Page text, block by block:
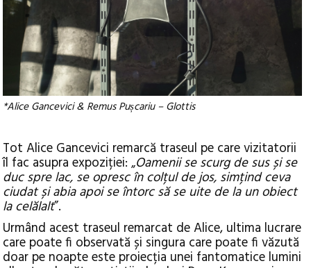
*Alice Gancevici & Remus Pușcariu – Glottis
Tot Alice Gancevici remarcă traseul pe care vizitatorii
îl fac asupra expoziției: „Oamenii se scurg de sus și se
duc spre lac, se opresc în colțul de jos, simțind ceva
ciudat și abia apoi se întorc să se uite de la un obiect
la celălalt”.
Urmând acest traseul remarcat de Alice, ultima lucrare
care poate fi observată și singura care poate fi văzută
doar pe noapte este proiecția unei fantomatice lumini